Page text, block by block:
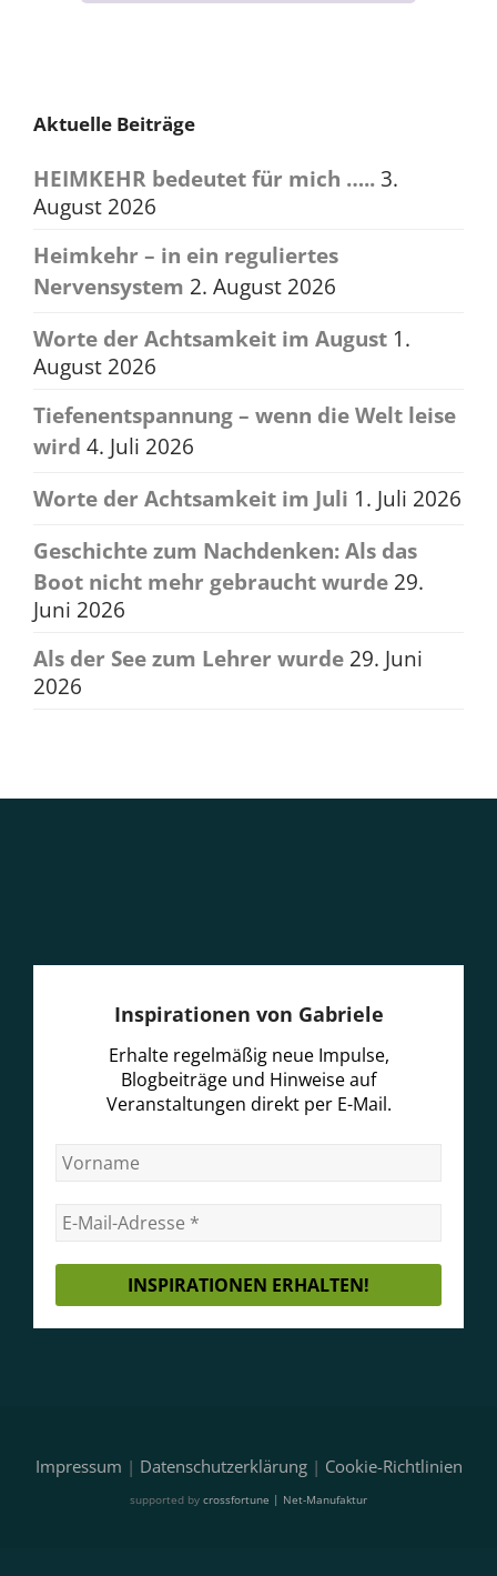
Aktuelle Beiträge
HEIMKEHR bedeutet für mich …..3.
August 2026
Heimkehr – in ein reguliertes
Nervensystem 2. August 2026
Worte der Achtsamkeit im August 1.
August 2026
Tiefenentspannung – wenn die Welt leise
wird 4. Juli 2026
Worte der Achtsamkeit im Juli 1. Juli 2026
Geschichte zum Nachdenken: Als das
Boot nicht mehr gebraucht wurde 29.
Juni 2026
Als der See zum Lehrer wurde 29. Juni
2026
Inspirationen von Gabriele
Erhalte regelmäßig neue Impulse,
Blogbeiträge und Hinweise auf
Veranstaltungen direkt per E-Mail.
Impressum | Datenschutzerklärung| Cookie-Richtlinien
supported by crossfortune | Net-Manufaktur